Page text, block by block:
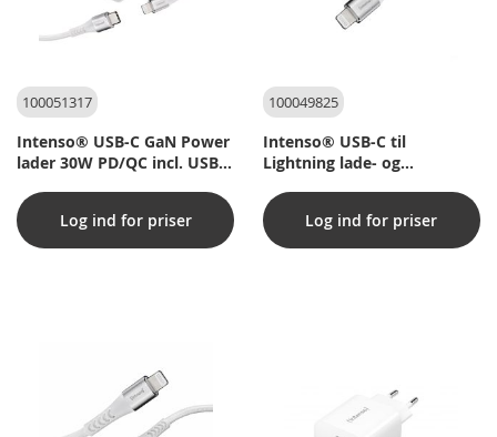
100051317
Intenso® USB-C GaN Power
lader 30W PD/QC incl. USB-C
Log ind for priser
100049825
Intenso® USB-C til
Lightning lade- og
m
Log ind for priser